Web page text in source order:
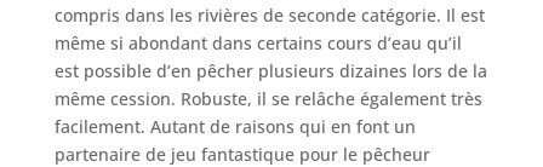
compris dans les rivières de seconde catégorie. Il est
même si abondant dans certains cours d’eau qu’il
est possible d’en pêcher plusieurs dizaines lors de la
même cession. Robuste, il se relâche également très
facilement. Autant de raisons qui en font un
partenaire de jeu fantastique pour le pêcheur